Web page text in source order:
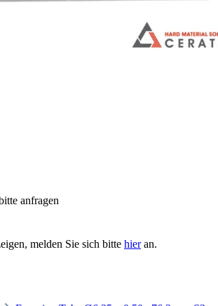
anfragen
melden Sie sich bitte hieran.